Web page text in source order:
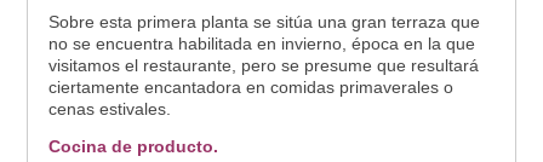
Sobre esta primera planta se sitúa una gran terraza que
no se encuentra habilitada en invierno, época en la que
visitamos el restaurante, pero se presume que resultará
ciertamente encantadora en comidas primaverales o
cenas estivales.
Cocina de producto.